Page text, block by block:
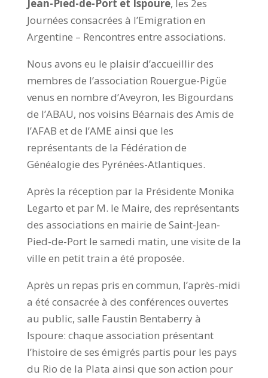
Jean-Pied-de-Port et Ispoure, les 2es
Journées consacrées à l’Emigration en
Argentine – Rencontres entre associations.
Nous avons eu le plaisir d’accueillir des
membres de l’association Rouergue-Pigüe
venus en nombre d’Aveyron, les Bigourdans
de l’ABAU, nos voisins Béarnais des Amis de
l’AFAB et de l’AME ainsi que les
représentants de la Fédération de
Généalogie des Pyrénées-Atlantiques.
Après la réception par la Présidente Monika
Legarto et par M. le Maire, des représentants
des associations en mairie de Saint-Jean-
Pied-de-Port le samedi matin, une visite de la
ville en petit train a été proposée.
Après un repas pris en commun, l’après-midi
a été consacrée à des conférences ouvertes
au public, salle Faustin Bentaberry à
Ispoure: chaque association présentant
l’histoire de ses émigrés partis pour les pays
du Rio de la Plata ainsi que son action pour